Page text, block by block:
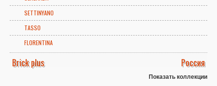
SETTINYANO
TASSO
FLORENTINA
Brick plus Россия
Показать коллекции